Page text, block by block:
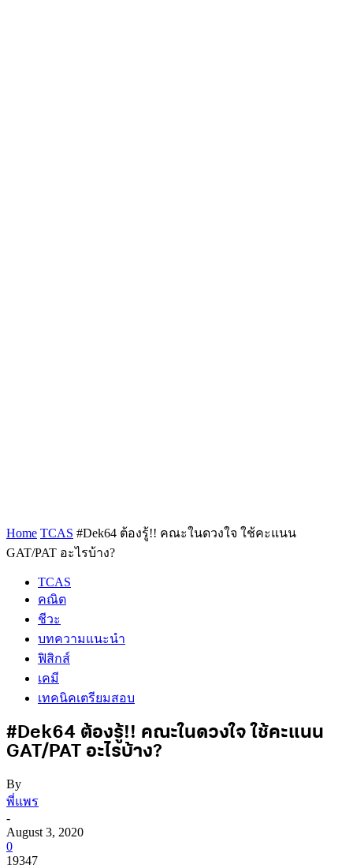
Home TCAS #Dek64 ต้องรู้!! คณะในดวงใจ ใช้คะแนน
GAT/PAT อะไรบ้าง?
TCAS
คณิต
ชีวะ
บทความแนะนำ
ฟิสิกส์
เคมี
เทคนิคเตรียมสอบ
#Dek64 ต้องรู้!! คณะในดวงใจ ใช้คะแนน
GAT/PAT อะไรบ้าง?
By
พี่แพร
-
August 3, 2020
0
19347